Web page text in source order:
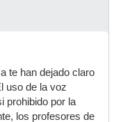
te han dejado claro
uso de la voz
prohibido por la
los profesores de